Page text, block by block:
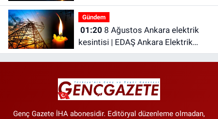
kesintisi | Bedaş İstanbul elektrik
kesintisi
Gündem
01:20
kesintisi | EDAŞ Ankara Elektrik
Kesintisi
Genç Gazete İHA abonesidir. Editöryal düzenleme olmadan,